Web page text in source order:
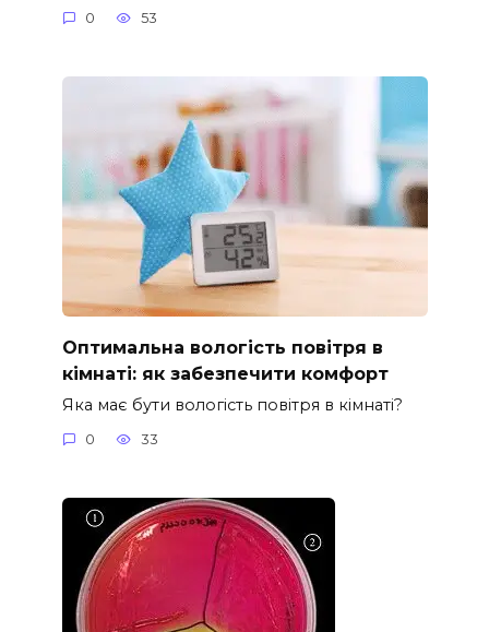
0 53
Оптимальна вологість повітря в
кімнаті: як забезпечити комфорт
Яка має бути вологість повітря в кімнаті?
0 33